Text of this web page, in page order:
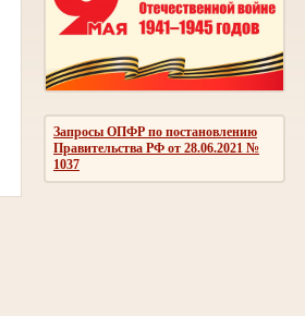
Запросы ОПФР по постановлению
Правительства РФ от 28.06.2021 №
1037